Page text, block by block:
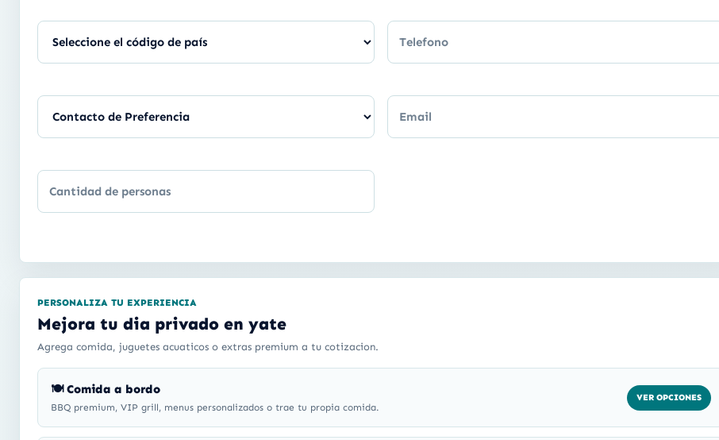
PERSONALIZA TU EXPERIENCIA
Mejora tu dia privado en yate
Agrega comida, juguetes acuaticos o extras premium a tu cotizacion.
🍽️ Comida a bordo
BBQ premium, VIP grill, menus personalizados o trae tu propia comida.
VER OPCIONES